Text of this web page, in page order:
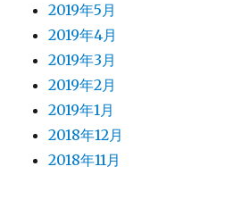
2019年5月
2019年4月
2019年3月
2019年2月
2019年1月
2018年12月
2018年11月